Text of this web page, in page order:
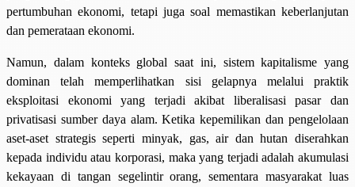
pertumbuhan ekonomi, tetapi juga soal memastikan keberlanjutan
dan pemerataan ekonomi.
Namun, dalam konteks global saat ini, sistem kapitalisme yang
dominan telah memperlihatkan sisi gelapnya melalui praktik
eksploitasi ekonomi yang terjadi akibat liberalisasi pasar dan
privatisasi sumber daya alam. Ketika kepemilikan dan pengelolaan
aset-aset strategis seperti minyak, gas, air dan hutan diserahkan
kepada individu atau korporasi, maka yang terjadi adalah akumulasi
kekayaan di tangan segelintir orang, sementara masyarakat luas